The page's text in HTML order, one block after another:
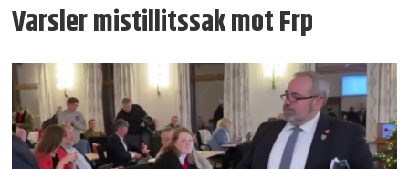
Varsler mistillits­sak mot Frp